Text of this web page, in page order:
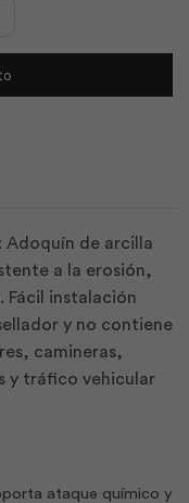
Adoquín de arcilla
a la erosión,
instalación
y no contiene
camineras,
y tráfico vehicular
ataque químico y